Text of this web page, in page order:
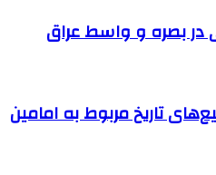
در بصره و واسط عراق
تاریخ مربوط به امامین